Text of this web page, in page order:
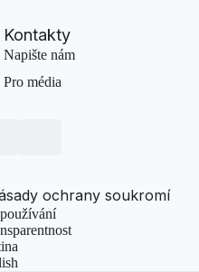
Kontakty
Napište nám
Pro média
ochrany soukromí